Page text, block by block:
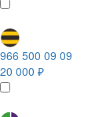
966 500 09 09
20 000 ₽